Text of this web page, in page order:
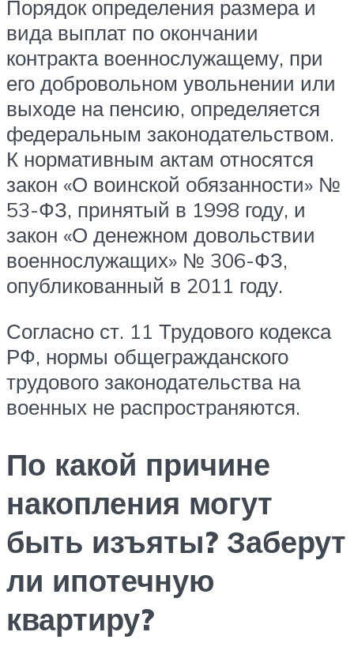
Порядок определения размера и
вида выплат по окончании
контракта военнослужащему, при
его добровольном увольнении или
выходе на пенсию, определяется
федеральным законодательством.
К нормативным актам относятся
закон «О воинской обязанности» №
53-ФЗ, принятый в 1998 году, и
закон «О денежном довольствии
военнослужащих» № 306-ФЗ,
опубликованный в 2011 году.
Согласно ст. 11 Трудового кодекса
РФ, нормы общегражданского
трудового законодательства на
военных не распространяются.
По какой причине
накопления могут
быть изъяты? Заберут
ли ипотечную
квартиру?